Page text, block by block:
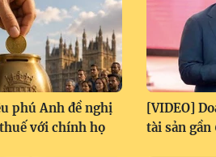
phú Anh đề nghị
với chính họ
[VIDEO]
tài sản gần